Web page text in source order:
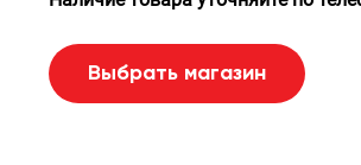
Выбрать магазин